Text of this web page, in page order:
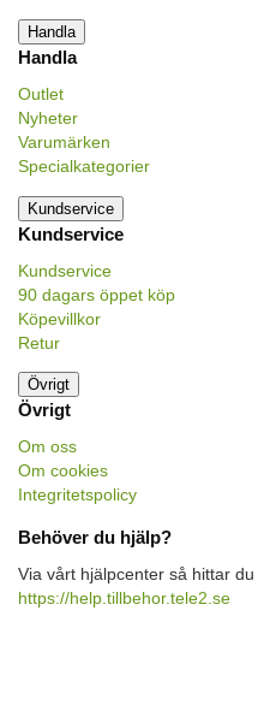
Handla
Handla
Outlet
Nyheter
Varumärken
Specialkategorier
Kundservice
Kundservice
Kundservice
90 dagars öppet köp
Köpevillkor
Retur
Övrigt
Övrigt
Om oss
Om cookies
Integritetspolicy
Behöver du hjälp?
Via vårt hjälpcenter så hittar
https://help.tillbehor.tele2.se